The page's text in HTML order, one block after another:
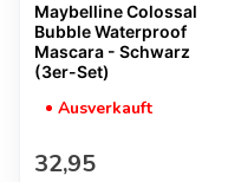
Maybelline Colossal
Bubble Waterproof
Mascara - Schwarz
(3er-Set)
Ausverkauft
Regulärer Preis
32,95